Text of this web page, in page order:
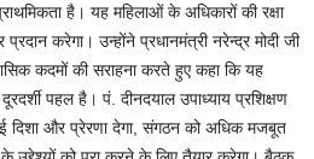
है। यह महिलाओं के अधिकारों की रक्षा
करेगा। उन्होंने प्रधानमंत्री नरेन्द्र मोदी जी
कदमों की सराहना करते हुए कहा कि यह
पहल है। पं. दीनदयाल उपाध्याय प्रशिक्षण
दिशा और प्रेरणा देगा, संगठन को अधिक मजबूत